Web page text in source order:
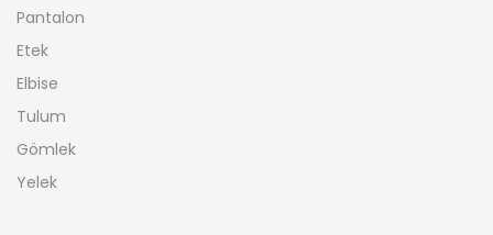
Pantalon
Etek
Elbise
Tulum
Gömlek
Yelek